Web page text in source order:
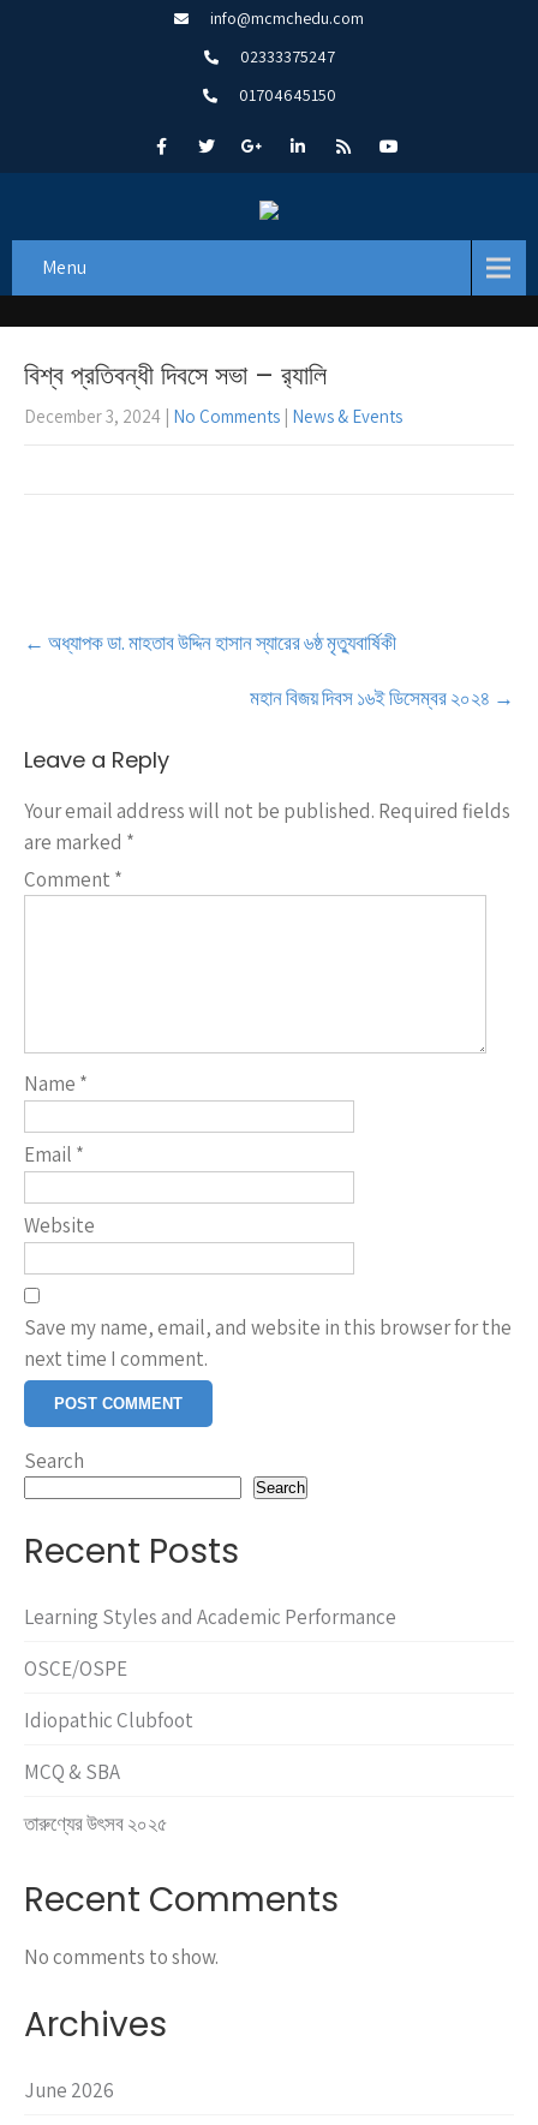
info@mcmchedu.com
02333375247
01704645150
Menu
বিশ্ব প্রতিবন্ধী দিবসে সভা – র‌্যালি
December 3, 2024 | No Comments | News & Events
navigation
← অধ্যাপক ডা. মাহতাব উদ্দিন হাসান স্যারের ৬ষ্ঠ মৃত্যুবার্ষিকী
মহান বিজয় দিবস ১৬ই ডিসেম্বর ২০২৪ →
Leave a Reply
Your email address will not be published. Required fields
are marked *
Comment *
Name *
Email *
Website
Save my name, email, and website in this browser for the
next time I comment.
Search
Search
Recent Posts
Learning Styles and Academic Performance
OSCE/OSPE
Idiopathic Clubfoot
MCQ & SBA
তারুণ্যের উৎসব ২০২৫
Recent Comments
No comments to show.
Archives
June 2026